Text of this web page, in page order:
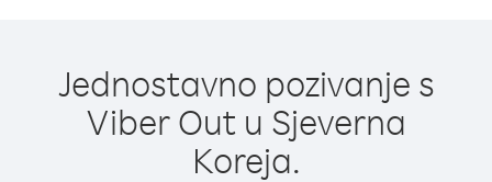
Jednostavno pozivanje s
Viber Out u Sjeverna
Koreja.